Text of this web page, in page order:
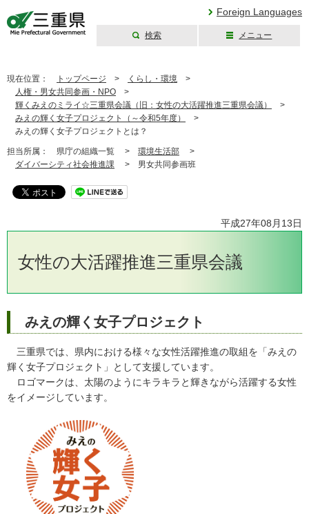
Foreign Languages
検索 メニュー
現在位置： トップページ > くらし・環境 >
人権・男女共同参画・NPO >
輝くみえのミライ☆三重県会議（旧：女性の大活躍推進三重県会議）
>
みえの輝く女子プロジェクト（～令和5年度）
>
みえの輝く女子プロジェクトとは？
担当所属： 県庁の組織一覧 > 環境生活部 >
ダイバーシティ社会推進課 > 男女共同参画班
平成27年08月13日
女性の大活躍推進三重県会議
みえの輝く女子プロジェクト
三重県では、県内における様々な女性活躍推進の取組を「みえの
輝く女子プロジェクト」として支援しています。
ロゴマークは、太陽のようにキラキラと輝きながら活躍する女性
をイメージしています。